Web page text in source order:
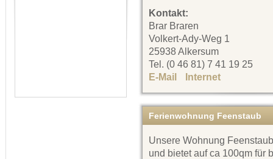
Kontakt:
Brar Braren
Volkert-Ady-Weg 1
25938 Alkersum
Tel. (0 46 81) 7 41 19 25
E-Mail
Internet
Ferienwohnung Feenstaub
Unsere Wohnung
und bietet auf ca 100qm für